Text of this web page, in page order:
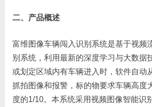
二、产品概述
富维图像车辆闯入识别系统是基于视频
别系统，利用最新的深度学习与大数据
或划定区域内有车辆进入时，软件自动
抓拍图像和报警，标的物要求车辆高度
度的1/10。本系统采用视频图像智能识